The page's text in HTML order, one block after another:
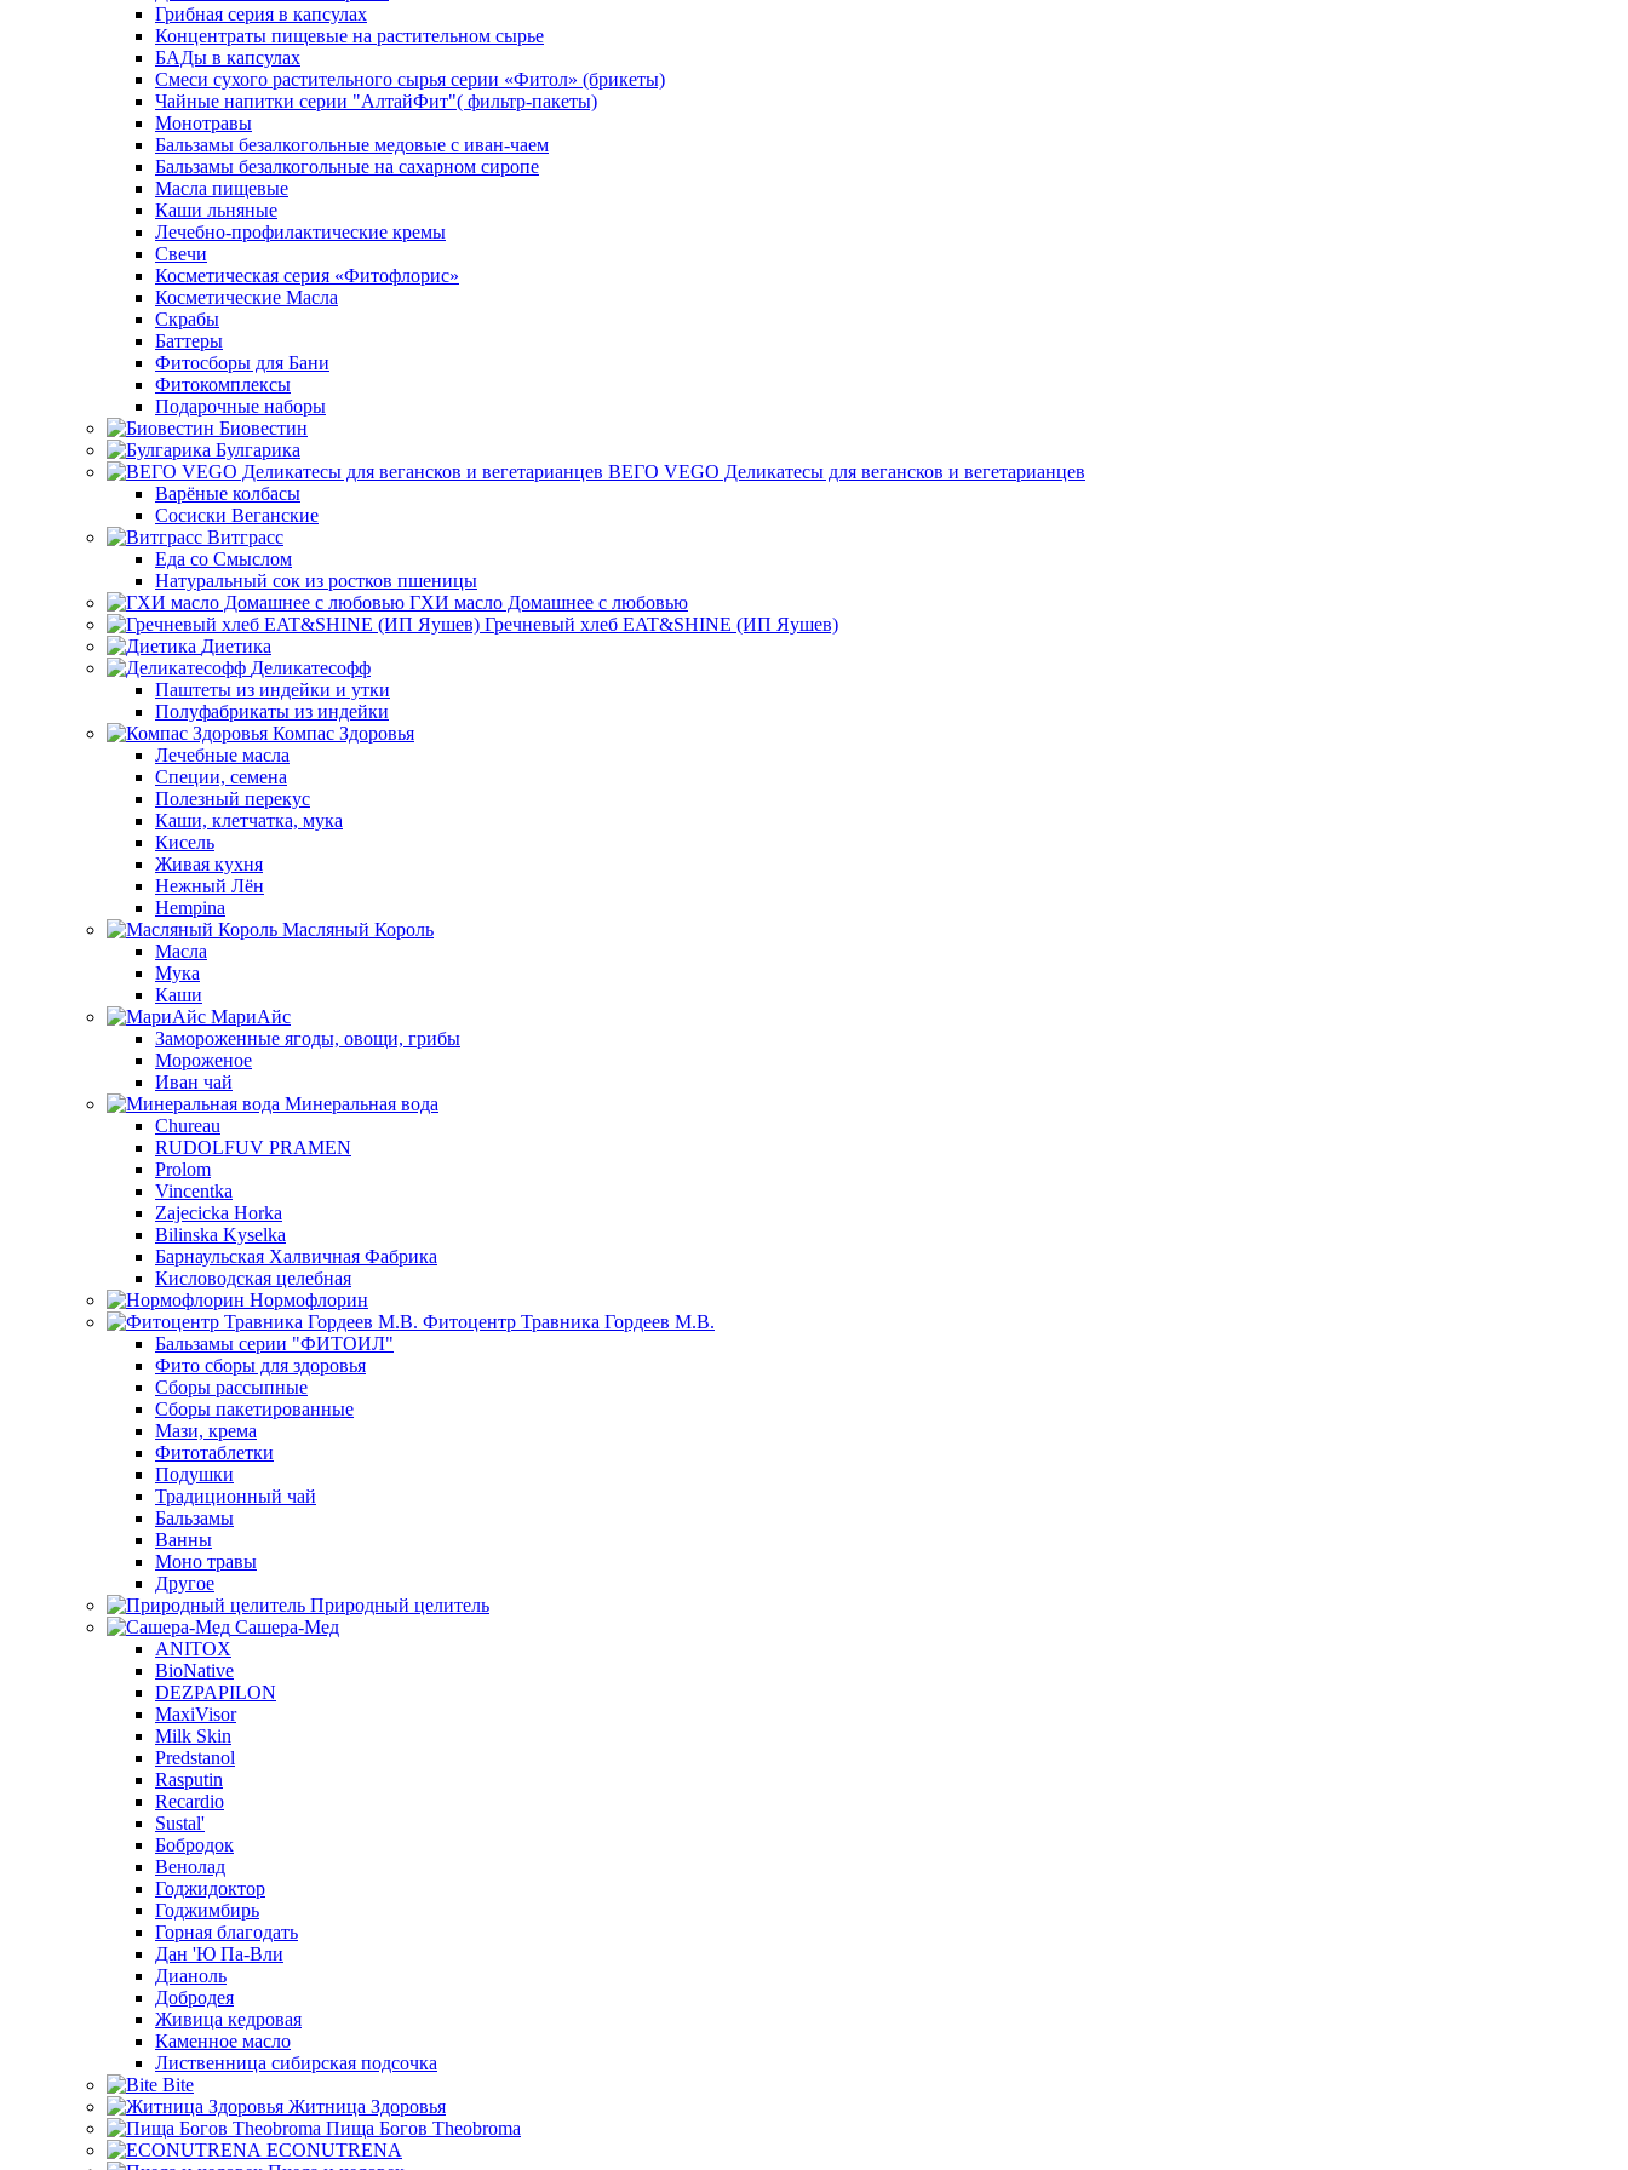
Грибная серия в капсулах
Концентраты пищевые на растительном сырье
БАДы в капсулах
Смеси сухого растительного сырья серии «Фитол» (брикеты)
Чайные напитки серии "АлтайФит"( фильтр-пакеты)
Монотравы
Бальзамы безалкогольные медовые с иван-чаем
Бальзамы безалкогольные на сахарном сиропе
Масла пищевые
Каши льняные
Лечебно-профилактические кремы
Свечи
Косметическая серия «Фитофлорис»
Косметические Масла
Скрабы
Баттеры
Фитосборы для Бани
Фитокомплексы
Подарочные наборы
Биовестин
Булгарика
ВЕГО VEGO Деликатесы для вегансков и вегетарианцев
Варёные колбасы
Сосиски Веганские
Витграсс
Еда со Смыслом
Натуральный сок из ростков пшеницы
ГХИ масло Домашнее с любовью
Гречневый хлеб EAT&SHINE (ИП Яушев)
Диетика
Деликатесофф
Паштеты из индейки и утки
Полуфабрикаты из индейки
Компас Здоровья
Лечебные масла
Специи, семена
Полезный перекус
Каши, клетчатка, мука
Кисель
Живая кухня
Нежный Лён
Hempina
Масляный Король
Масла
Мука
Каши
МариАйс
Замороженные ягоды, овощи, грибы
Мороженое
Иван чай
Минеральная вода
Chureau
RUDOLFUV PRAMEN
Prolom
Vincentka
Zajecicka Horka
Bilinska Kyselka
Барнаульская Халвичная Фабрика
Кисловодская целебная
Нормофлорин
Фитоцентр Травника Гордеев М.В.
Бальзамы серии "ФИТОИЛ"
Фито сборы для здоровья
Сборы рассыпные
Сборы пакетированные
Мази, крема
Фитотаблетки
Подушки
Традиционный чай
Бальзамы
Ванны
Моно травы
Другое
Природный целитель
Сашера-Мед
ANITOX
BioNative
DEZPAPILON
MaxiVisor
Milk Skin
Predstanol
Rasputin
Recardio
Sustal'
Бобродок
Венолад
Годжидоктор
Годжимбирь
Горная благодать
Дан 'Ю Па-Вли
Дианоль
Добродея
Живица кедровая
Каменное масло
Лиственница сибирская подсочка
Bite
Житница Здоровья
Пища Богов Theobroma
ECONUTRENA